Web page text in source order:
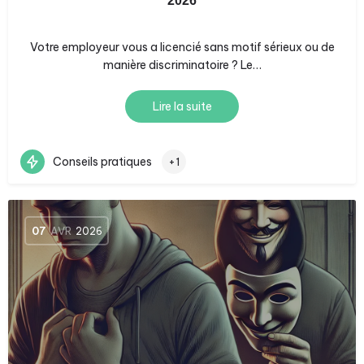
Votre employeur vous a licencié sans motif sérieux ou de
manière discriminatoire ? Le…
Lire la suite
Conseils pratiques +1
07 AVR 2026